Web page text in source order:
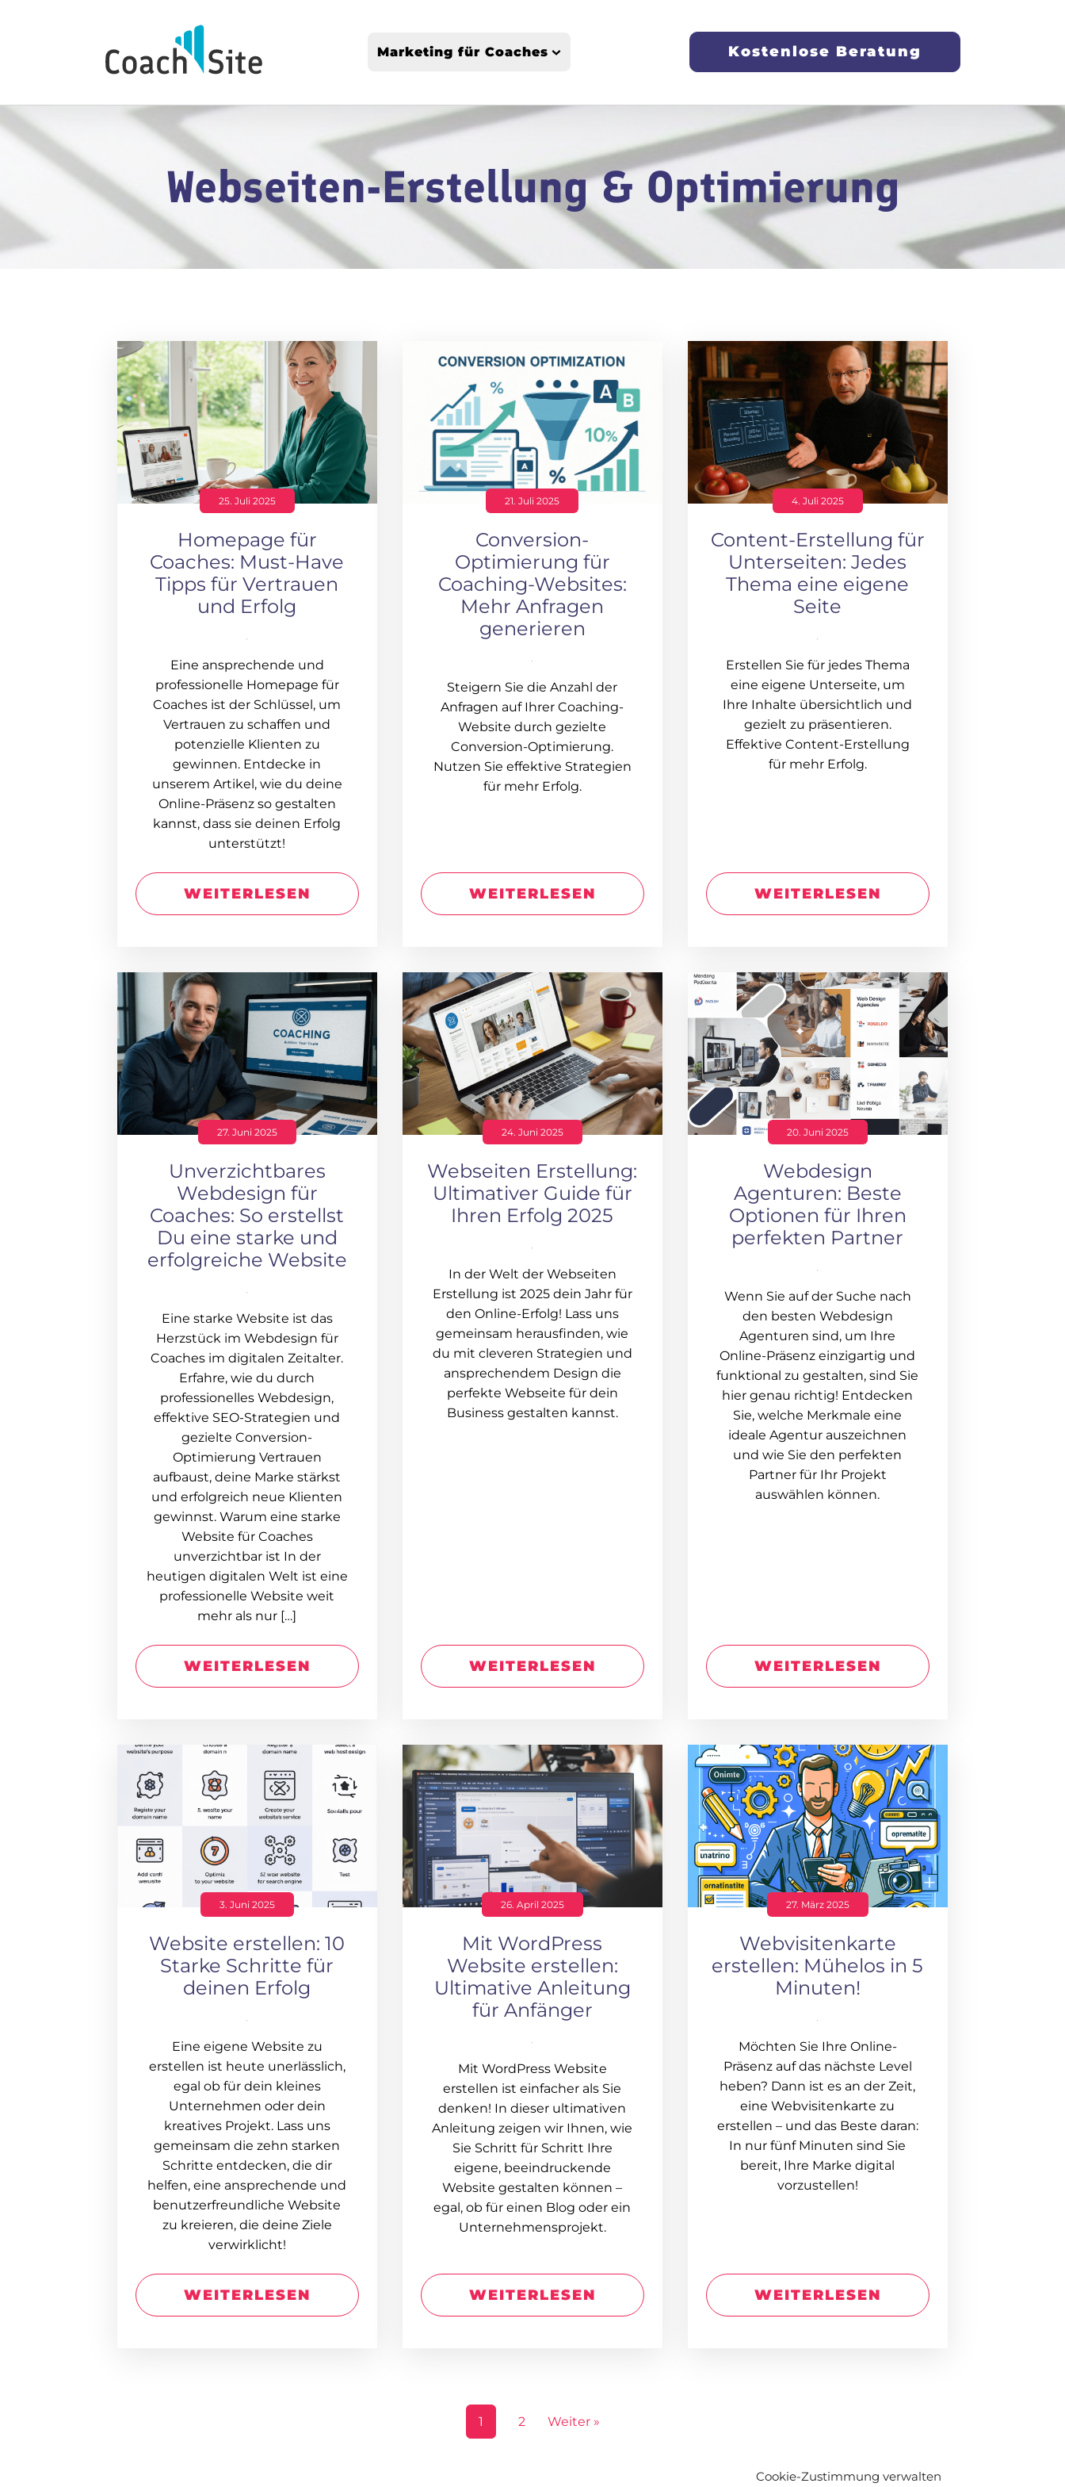
Cookie-Zustimmung verwalten
Marketing für Coaches Kostenlose Beratung
Webseiten-Erstellung & Optimierung
25. Juli 2025
Homepage für
Coaches: Must-Have
Tipps für Vertrauen
und Erfolg
Eine ansprechende und
professionelle Homepage für
Coaches ist der Schlüssel, um
Vertrauen zu schaffen und
potenzielle Klienten zu
gewinnen. Entdecke in
unserem Artikel, wie du deine
Online-Präsenz so gestalten
kannst, dass sie deinen Erfolg
unterstützt!
WEITERLESEN
21. Juli 2025
Conversion-
Optimierung für
Coaching-Websites:
Mehr Anfragen
generieren
Steigern Sie die Anzahl der
Anfragen auf Ihrer Coaching-
Website durch gezielte
Conversion-Optimierung.
Nutzen Sie effektive Strategien
für mehr Erfolg.
WEITERLESEN
4. Juli 2025
Content-Erstellung für
Unterseiten: Jedes
Thema eine eigene
Seite
Erstellen Sie für jedes Thema
eine eigene Unterseite, um
Ihre Inhalte übersichtlich und
gezielt zu präsentieren.
Effektive Content-Erstellung
für mehr Erfolg.
WEITERLESEN
27. Juni 2025
Unverzichtbares
Webdesign für
Coaches: So erstellst
Du eine starke und
erfolgreiche Website
Eine starke Website ist das
Herzstück im Webdesign für
Coaches im digitalen Zeitalter.
Erfahre, wie du durch
professionelles Webdesign,
effektive SEO-Strategien und
gezielte Conversion-
Optimierung Vertrauen
aufbaust, deine Marke stärkst
und erfolgreich neue Klienten
gewinnst. Warum eine starke
Website für Coaches
unverzichtbar ist In der
heutigen digitalen Welt ist eine
professionelle Website weit
mehr als nur […]
WEITERLESEN
24. Juni 2025
Webseiten Erstellung:
Ultimativer Guide für
Ihren Erfolg 2025
In der Welt der Webseiten
Erstellung ist 2025 dein Jahr für
den Online-Erfolg! Lass uns
gemeinsam herausfinden, wie
du mit cleveren Strategien und
ansprechendem Design die
perfekte Webseite für dein
Business gestalten kannst.
WEITERLESEN
20. Juni 2025
Webdesign
Agenturen: Beste
Optionen für Ihren
perfekten Partner
Wenn Sie auf der Suche nach
den besten Webdesign
Agenturen sind, um Ihre
Online-Präsenz einzigartig und
funktional zu gestalten, sind Sie
hier genau richtig! Entdecken
Sie, welche Merkmale eine
ideale Agentur auszeichnen
und wie Sie den perfekten
Partner für Ihr Projekt
auswählen können.
WEITERLESEN
3. Juni 2025
Website erstellen: 10
Starke Schritte für
deinen Erfolg
Eine eigene Website zu
erstellen ist heute unerlässlich,
egal ob für dein kleines
Unternehmen oder dein
kreatives Projekt. Lass uns
gemeinsam die zehn starken
Schritte entdecken, die dir
helfen, eine ansprechende und
benutzerfreundliche Website
zu kreieren, die deine Ziele
verwirklicht!
WEITERLESEN
26. April 2025
Mit WordPress
Website erstellen:
Ultimative Anleitung
für Anfänger
Mit WordPress Website
erstellen ist einfacher als Sie
denken! In dieser ultimativen
Anleitung zeigen wir Ihnen, wie
Sie Schritt für Schritt Ihre
eigene, beeindruckende
Website gestalten können –
egal, ob für einen Blog oder ein
Unternehmensprojekt.
WEITERLESEN
27. März 2025
Webvisitenkarte
erstellen: Mühelos in 5
Minuten!
Möchten Sie Ihre Online-
Präsenz auf das nächste Level
heben? Dann ist es an der Zeit,
eine Webvisitenkarte zu
erstellen – und das Beste daran:
In nur fünf Minuten sind Sie
bereit, Ihre Marke digital
vorzustellen!
WEITERLESEN
1 2 Weiter »